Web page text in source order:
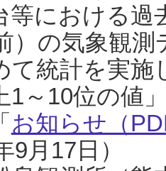
等における過
）の気象観
て統計を実
1～10位の値
お知らせ（
9月17日）